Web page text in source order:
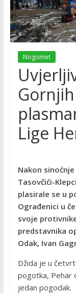
Nogomet
Lige
Nakon
Tasovčići-
plasirale se u
Ograđenici u
svoje
predstavnika
Odak, Ivan
Džida je u
pogotka, Pehar
jedan pogodak.